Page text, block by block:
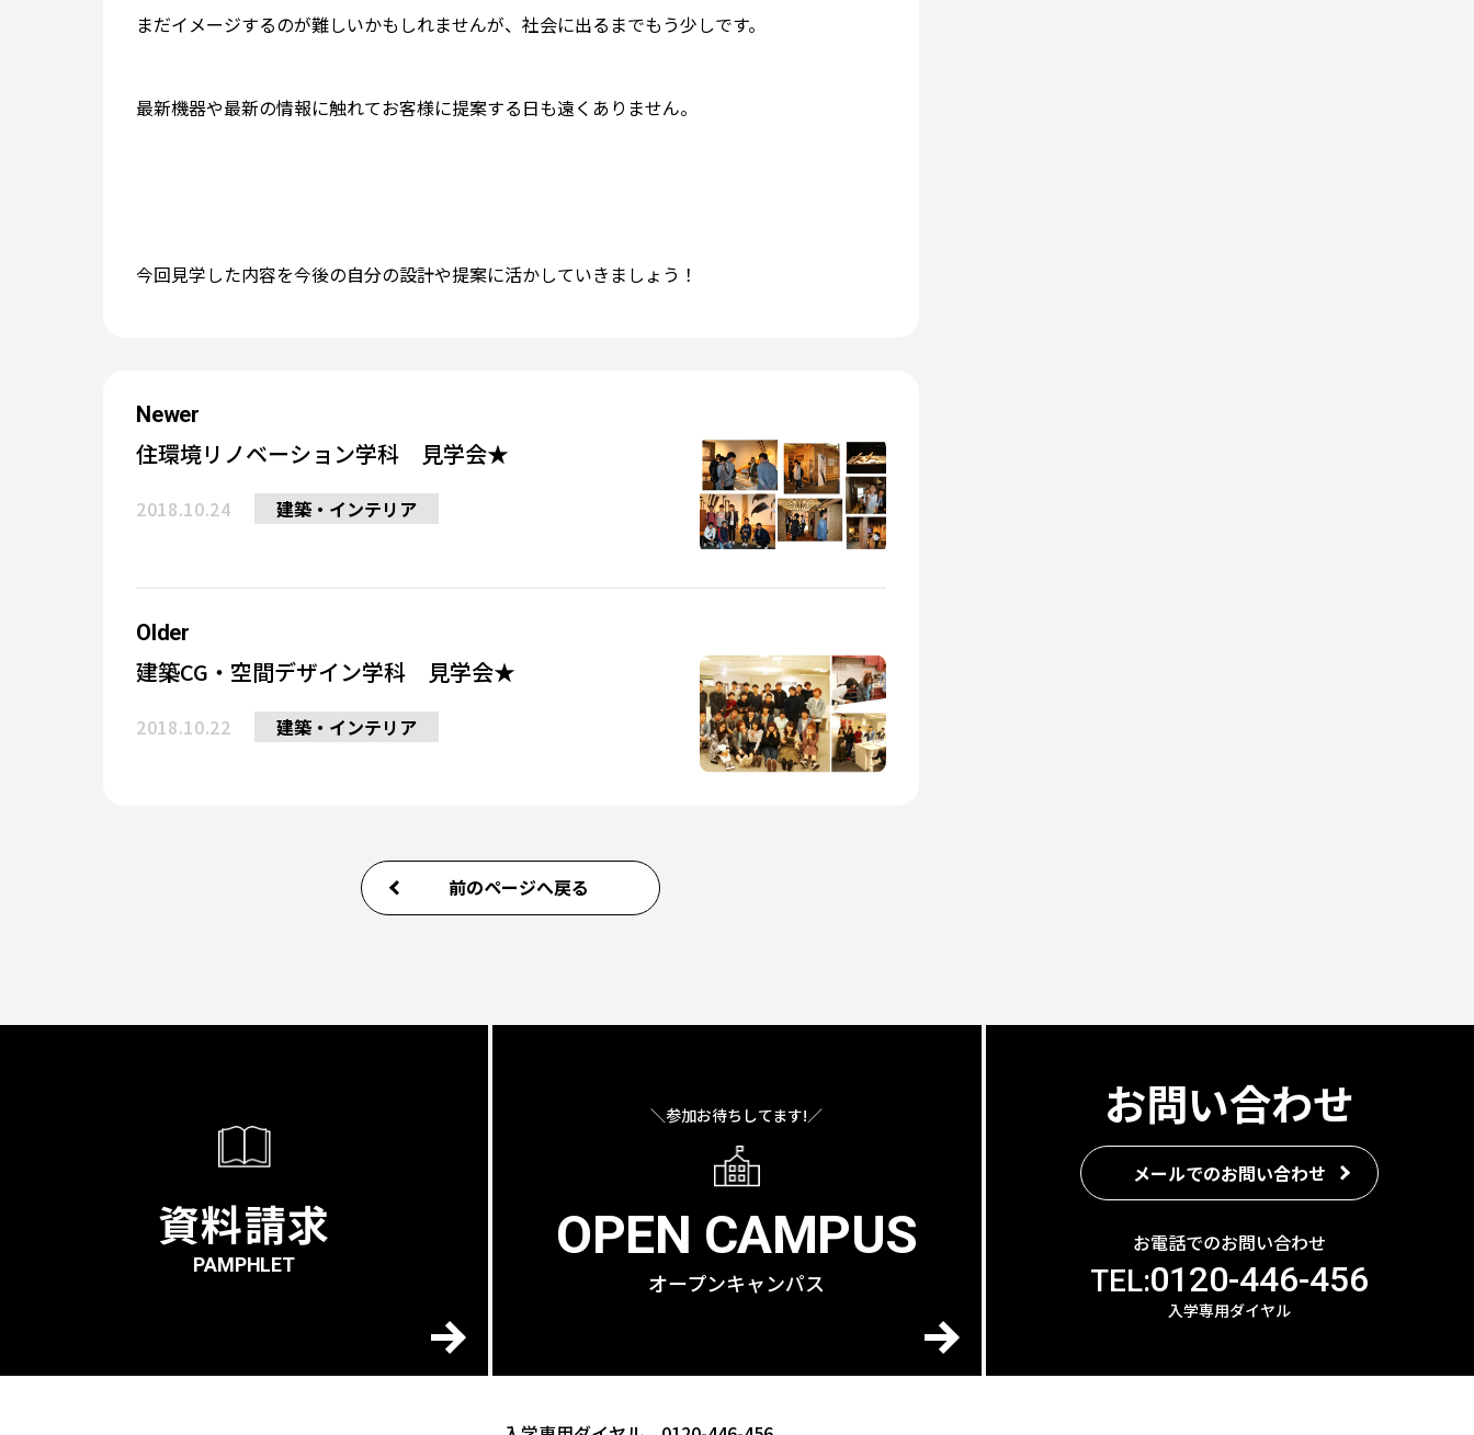
まだイメージするのが難しいかもしれませんが、社会に出るまでもう少しです。
最新機器や最新の情報に触れてお客様に提案する日も遠くありません。
今回見学した内容を今後の自分の設計や提案に活かしていきましょう！
Newer
住環境リノベーション学科 見学会★
2018.10.24 建築・インテリア
Older
建築CG・空間デザイン学科 見学会★
2018.10.22 建築・インテリア
前のページへ戻る
資料請求
PAMPHLET
＼参加お待ちしてます!／
OPEN CAMPUS
オープンキャンパス
お問い合わせ
メールでのお問い合わせ
お電話でのお問い合わせ
TEL:0120-446-456
入学専用ダイヤル